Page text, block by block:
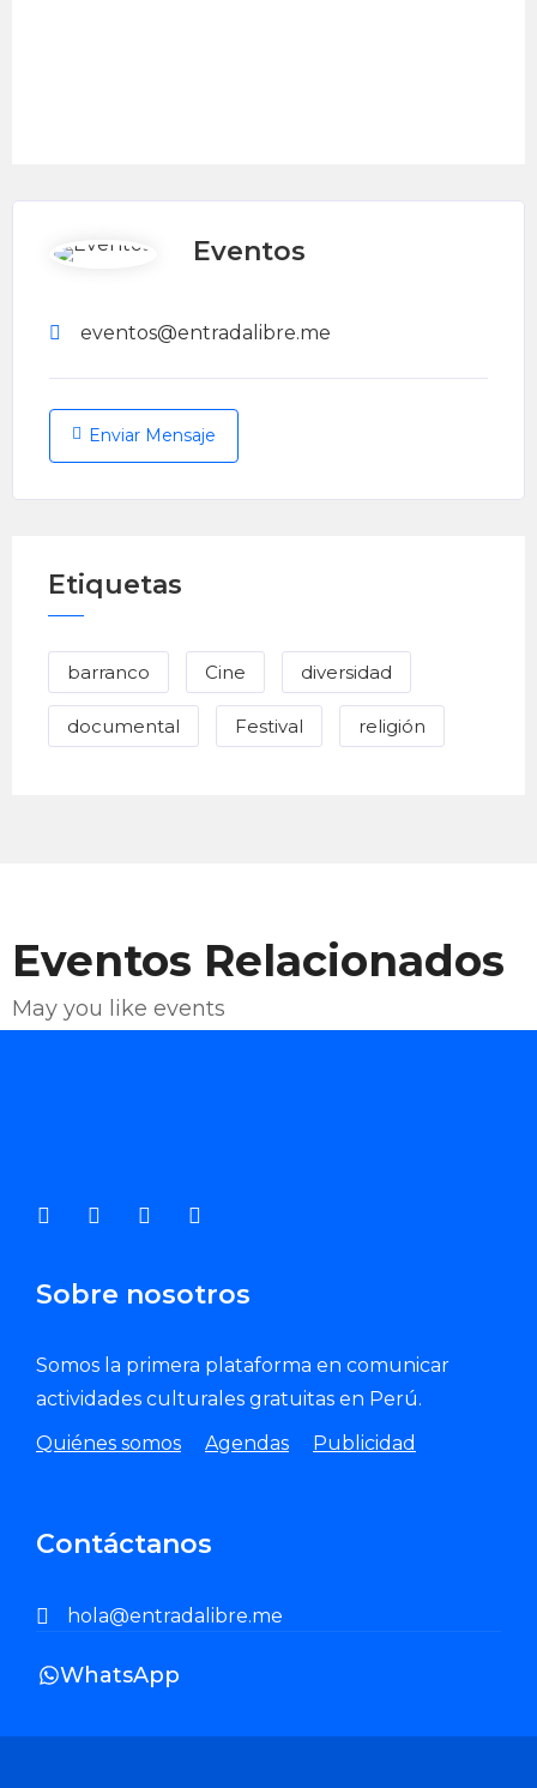
Eventos
eventos@entradalibre.me
Enviar Mensaje
Etiquetas
barranco Cine diversidad
documental Festival religión
Eventos Relacionados
May you like events
Sobre nosotros
Somos la primera plataforma en comunicar
actividades culturales gratuitas en Perú.
Quiénes somos
Agendas Publicidad
Contáctanos
hola@entradalibre.me
WhatsApp